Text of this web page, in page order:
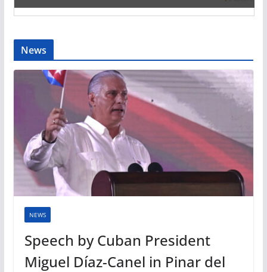
News
NEWS
Speech by Cuban President
Miguel Díaz-Canel in Pinar del